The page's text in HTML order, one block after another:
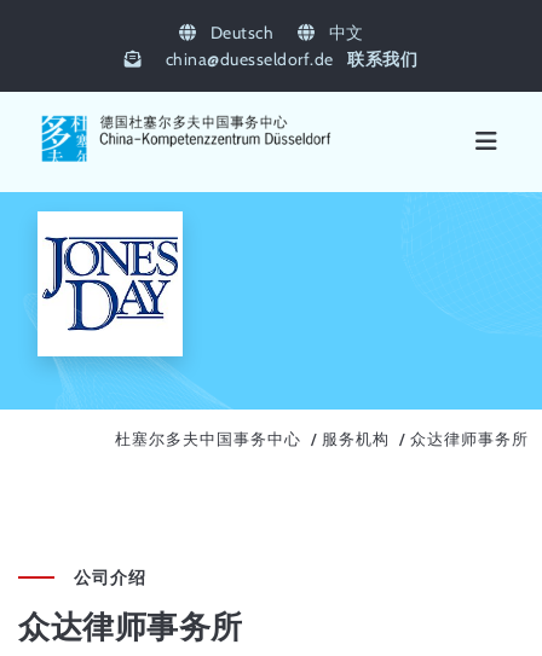
Deutsch
中文
china@duesseldorf.de 联系我们
杜塞尔多夫中国事务中心 服务机构 众达律师事务所
公司介绍
众达律师事务所